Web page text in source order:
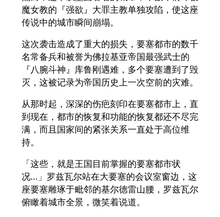
魔女教的『强欲』大罪主教单独攻陷，使这座
传说中的城市瞬间崩塌。
这次袭击造成了重大的损失，要塞都市的数千
名常备兵和被誉为佛拉基亚帝国最强武士的
『八腕斗神』库鲁刚遇难，多个要塞遭到了毁
灭，这被记录为帝国历史上一次空前的灾难。
从那时起，深深的伤疤刻印在要塞都市上，直
到现在，都市的恢复和功能的恢复都还不尽完
满，而且国家间的紧张关系一直处于高位维
持。
「这些，就是王国目前掌握的要塞都市状
况...」罗兹瓦尔站在大要塞的会议室窗边，这
座要塞雕琢于毗邻的基尔德雷山腰，罗兹瓦尔
俯瞰着城市全景，微笑着说道。